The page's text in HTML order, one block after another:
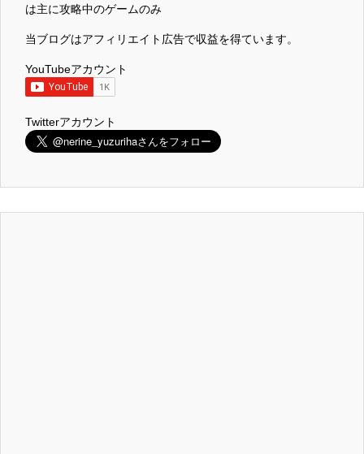
は主に攻略中のゲームのみ
当ブログはアフィリエイト広告で収益を得ています。
YouTubeアカウント
Twitterアカウント